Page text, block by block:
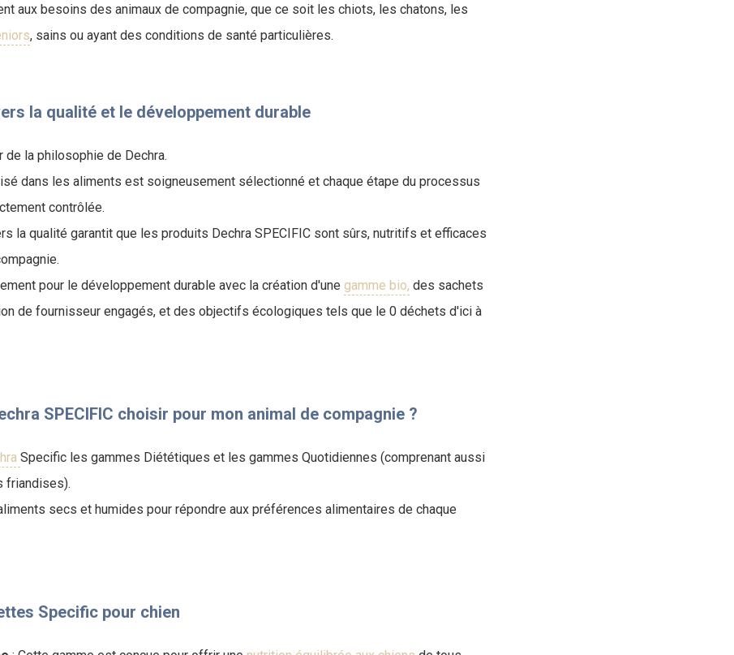
aux besoins des animaux de compagnie, que ce soit les chiots, les chatons, les
, sains ou ayant des conditions de santé particulières.
la qualité et le développement durable
la philosophie de Dechra.
dans les aliments est soigneusement sélectionné et chaque étape du processus
contrôlée.
la qualité garantit que les produits Dechra SPECIFIC sont sûrs, nutritifs et efficaces
pour le développement durable avec la création d'une gamme bio, des sachets
de fournisseur engagés, et des objectifs écologiques tels que le 0 déchets d'ici à
SPECIFIC choisir pour mon animal de compagnie ?
Specific les gammes Diététiques et les gammes Quotidiennes (comprenant aussi
friandises).
secs et humides pour répondre aux préférences alimentaires de chaque
Specific pour chien